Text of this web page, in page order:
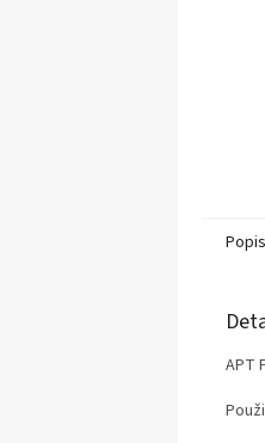
Popis
APT